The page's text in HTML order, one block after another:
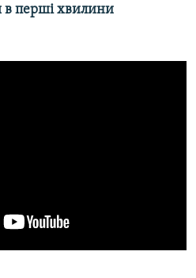
в перші хвилини